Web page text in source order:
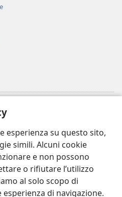
esperienza su questo sito,
simili. Alcuni cookie
e non possono
o rifiutare l’utilizzo
al solo scopo di
di navigazione.